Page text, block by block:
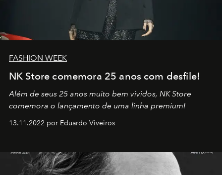
FASHION WEEK
NK Store comemora 25 anos com desfile!
Além de seus 25 anos muito bem vividos, NK Store
comemora o lançamento de uma linha premium!
13.11.2022 por Eduardo Viveiros